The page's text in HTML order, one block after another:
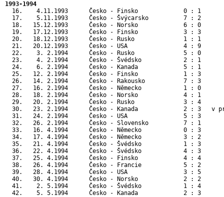
1993-1994
16.    4.11.1993      Česko - Finsko             0 : 1
17.    5.11.1993      Česko - Švýcarsko          7 : 2
18.   15.12.1993      Česko - Norsko             6 : 0
19.   17.12.1993      Česko - Finsko             3 : 3
20.   18.12.1993      Česko - Rusko              1 : 1
21.   20.12.1993      Česko - USA                4 : 9
22.    3. 2.1994      Česko - Rusko              5 : 0
23.    4. 2.1994      Česko - Švédsko            2 : 1
24.    6. 2.1994      Česko - Kanada             5 : 1
25.   12. 2.1994      Česko - Finsko
26.   14. 2.1994      Česko - Rakousko
27.   16. 2.1994      Česko - Německo
28.   18. 2.1994      Česko - Norsko
29.   20. 2.1994      Česko - Rusko
30.   23. 2.1994      Česko - Kanada             2 : 3
31.   24. 2.1994      Česko - USA
32.   26. 2.1994      Česko - Slovensko
33.   16. 4.1994      Česko - Německo            0 : 3
34.   17. 4.1994      Česko - Německo            3 : 2
35.   21. 4.1994      Česko - Švédsko            1 : 3
36.   22. 4.1994      Česko - Švédsko            4 : 3
37.   25. 4.1994      Česko - Finsko
38.   26. 4.1994      Česko - Francie
39.   28. 4.1994      Česko - USA
40.   30. 4.1994      Česko - Norsko
41.    2. 5.1994      Česko - Švédsko
42.    5. 5.1994      Česko - Kanada